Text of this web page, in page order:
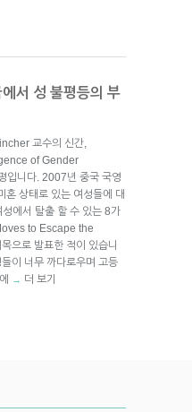
서 성 불평등의 부
교수의 신간,
of Gender
입니다. 2007년 중국 국영
혼 상태로 있는 여성들에 대
에서 탈출 할 수 있는 8가
to Escape the
으로 발표한 적이 있습니
이 너무 까다로우며 고등
→ 더 보기